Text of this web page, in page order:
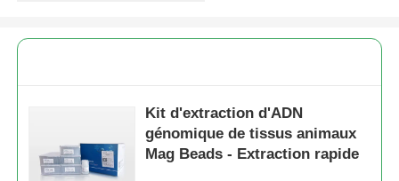
Kit d'extraction d'ADN
génomique de tissus animaux
Mag Beads - Extraction rapide